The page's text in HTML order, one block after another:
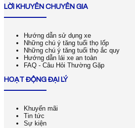
LỜI KHUYÊN CHUYÊN GIA
Hướng dẫn sử dụng xe
Những chú ý tăng tuổi thọ lốp
Những chú ý tăng tuổi thọ ắc quy
Hướng dẫn lái xe an toàn
FAQ - Câu Hỏi Thường Gặp
HOẠT ĐỘNG ĐẠI LÝ
Khuyến mãi
Tin tức
Sự kiện